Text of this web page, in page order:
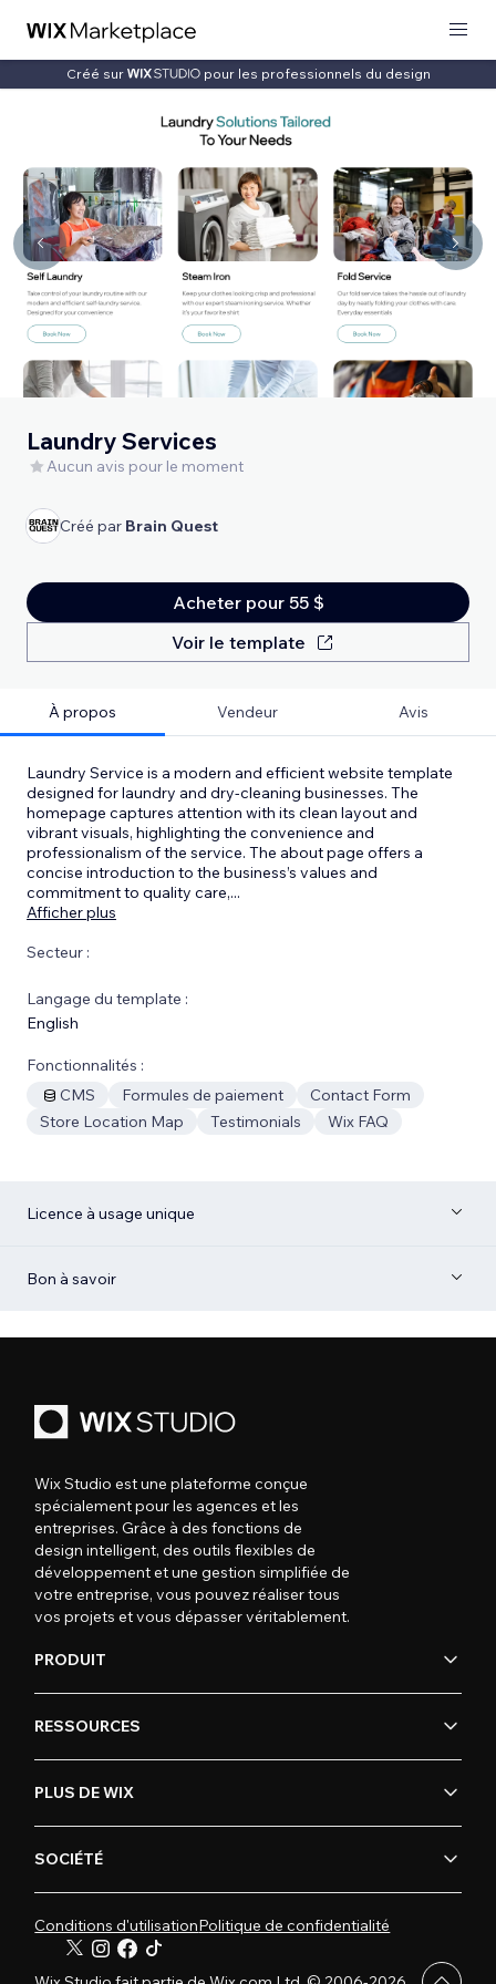
Créé sur pour les professionnels du design
Laundry Services
Aucun avis pour le moment
Créé par Brain Quest
Acheter pour 55 $
Voir le template
À propos Vendeur Avis
Laundry Service is a modern and efficient website template
designed for laundry and dry-cleaning businesses. The
homepage captures attention with its clean layout and
vibrant visuals, highlighting the convenience and
professionalism of the service. The about page offers a
concise introduction to the business’s values and
commitment to quality care,...
Afficher plus
Secteur :
Langage du template :
English
Fonctionnalités :
CMS
Formules de paiement
Contact Form
Store Location Map
Testimonials Wix FAQ
Licence à usage unique
Bon à savoir
Wix Studio est une plateforme conçue
spécialement pour les agences et les
entreprises. Grâce à des fonctions de
design intelligent, des outils flexibles de
développement et une gestion simplifiée de
votre entreprise, vous pouvez réaliser tous
vos projets et vous dépasser véritablement.
PRODUIT
RESSOURCES
PLUS DE WIX
SOCIÉTÉ
Conditions d'utilisationPolitique de confidentialité